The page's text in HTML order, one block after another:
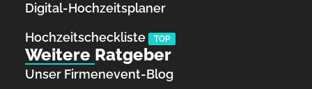
Digital-Hochzeitsplaner
Hochzeits­checkliste
TOP
Weitere Ratgeber
Unser Firmenevent-Blog